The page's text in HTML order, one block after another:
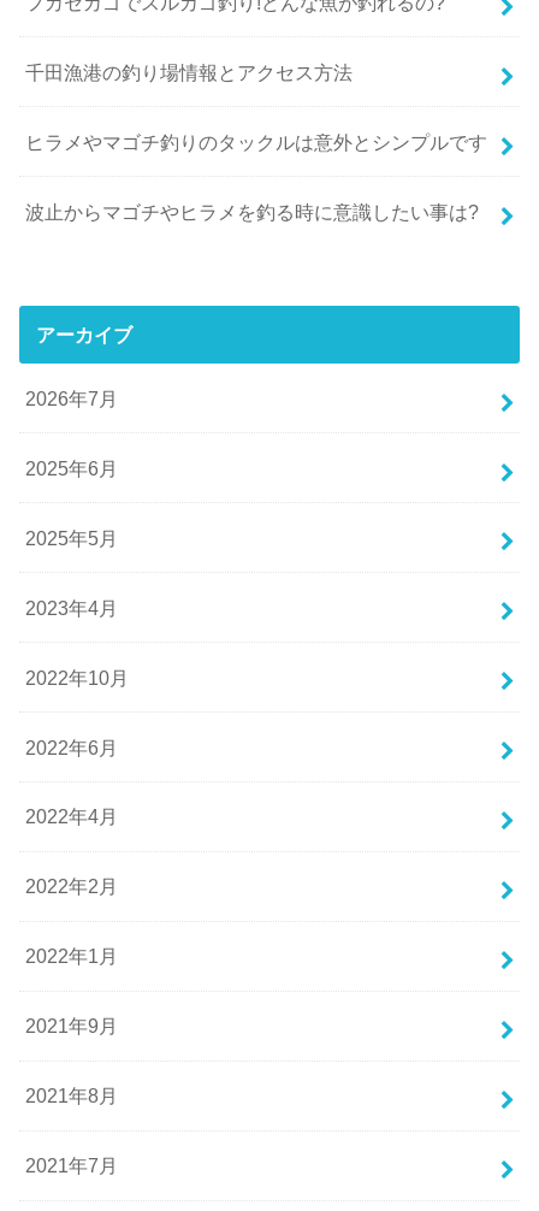
千田漁港の釣り場情報とアクセス方法
ヒラメやマゴチ釣りのタックルは意外とシンプルです
波止からマゴチやヒラメを釣る時に意識したい事は?
アーカイブ
2026年7月
2025年6月
2025年5月
2023年4月
2022年10月
2022年6月
2022年4月
2022年2月
2022年1月
2021年9月
2021年8月
2021年7月